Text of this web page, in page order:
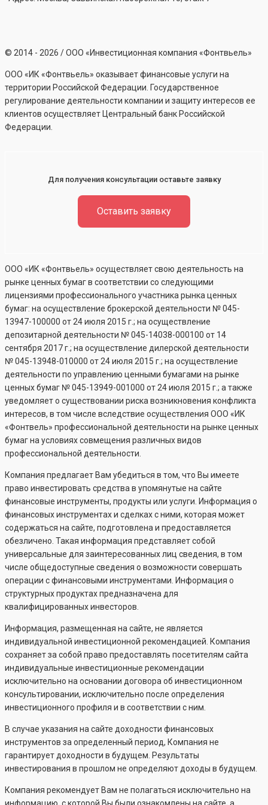
© 2014 - 2026 / ООО «Инвестиционная компания «Фонтвьель»
ООО «ИК «Фонтвьель» оказывает финансовые услуги на
территории Российской Федерации. Государственное
регулирование деятельности компании и защиту интересов ее
клиентов осуществляет Центральный банк Российской
Федерации.
Для получения консультации оставьте заявку
Оставить заявку
ООО «ИК «Фонтвьель» осуществляет свою деятельность на
рынке ценных бумаг в соответствии со следующими
лицензиями профессионального участника рынка ценных
бумаг: на осуществление брокерской деятельности №045-
13947-100000 от 24 июля 2015 г.; на осуществление
депозитарной деятельности №045-14038-000100 от 14
сентября 2017 г.; на осуществление дилерской деятельности
№045-13948-010000 от 24 июля 2015 г.; на осуществление
деятельности по управлению ценными бумагами на рынке
ценных бумаг №045-13949-001000 от 24 июля 2015 г.; а также
уведомляет о существовании риска возникновения конфликта
интересов, в том числе вследствие осуществления ООО «ИК
«Фонтвель» профессиональной деятельности на рынке ценных
бумаг на условиях совмещения различных видов
профессиональной деятельности.
Компания предлагает Вам убедиться в том, что Вы имеете
право инвестировать средства в упомянутые на сайте
финансовые инструменты, продукты или услуги. Информация о
финансовых инструментах и сделках с ними, которая может
содержаться на сайте, подготовлена и предоставляется
обезличено. Такая информация представляет собой
универсальные для заинтересованных лиц сведения, в том
числе общедоступные сведения о возможности совершать
операции с финансовыми инструментами. Информация о
структурных продуктах предназначена для
квалифицированных инвесторов.
Информация, размещенная на сайте, не является
индивидуальной инвестиционной рекомендацией. Компания
сохраняет за собой право предоставлять посетителям сайта
индивидуальные инвестиционные рекомендации
исключительно на основании договора об инвестиционном
консультировании, исключительно после определения
инвестиционного профиля и в соответствии с ним.
В случае указания на сайте доходности финансовых
инструментов за определенный период, Компания не
гарантирует доходности в будущем. Результаты
инвестирования в прошлом не определяют доходы в будущем.
Компания рекомендует Вам не полагаться исключительно на